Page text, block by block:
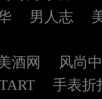
男人志
酒网
风尚
手表折